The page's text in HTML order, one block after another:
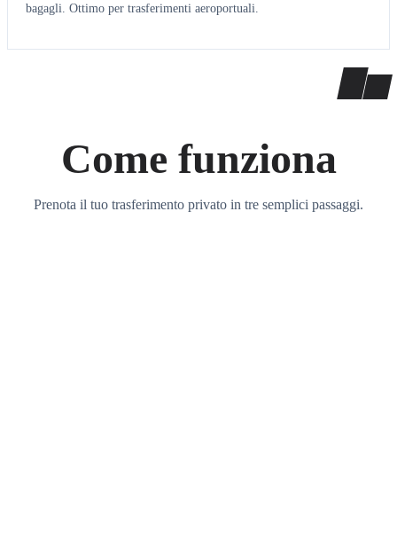
bagagli. Ottimo per trasferimenti aeroportuali.
Come funziona
Prenota il tuo trasferimento privato in tre semplici passaggi.